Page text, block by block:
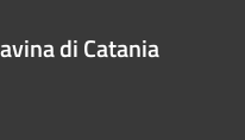
di Catania